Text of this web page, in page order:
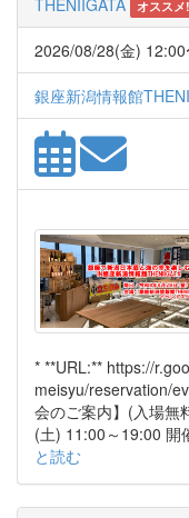
THENIIGATA
オススメ!
2026/08/28(金)
銀座新潟情報館
* **URL:** https://
meisyu/reservation/
会のご案内】(入場無
(土) 11:00～19:00 開
と読む